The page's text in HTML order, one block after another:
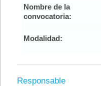
Nombre de la
convocatoria:
Modalidad:
Responsable